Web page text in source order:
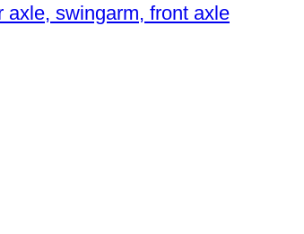
axle, swingarm, front axle